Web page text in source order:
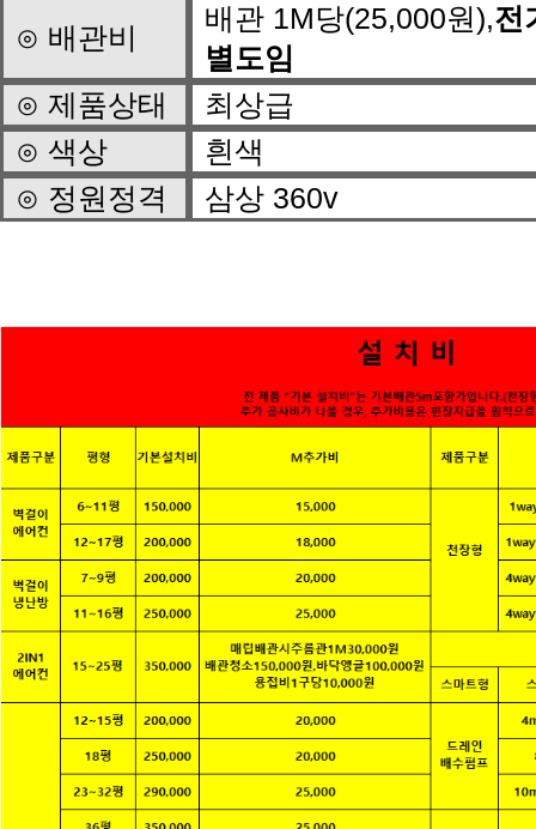
⊙ 배관비
배관 1M당(25,000원),
별도임
⊙ 제품상태
최상급
⊙ 색상
흰색
⊙ 정원정격
삼상 360v